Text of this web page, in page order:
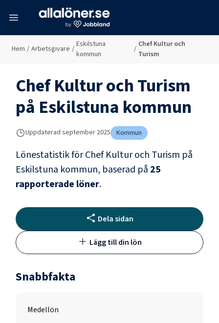
Hem / Arbetsgivare /
Eskilstuna
kommun
/
Chef Kultur och
Turism
Chef Kultur och Turism
på Eskilstuna kommun
Uppdaterad september 2025 Kommun
Lönestatistik förChef Kultur och Turism på
Eskilstuna kommun, baserad på 25
rapporterade löner.
Dela sidan
Lägg till din lön
Snabbfakta
Medellön